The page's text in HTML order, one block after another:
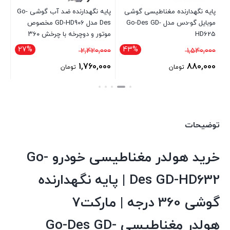
پایه نگهدارنده مغناطیسی گوشی
موبایل گو-دس مدل Go-Des GD-
HD625
43% 1,540,000قیمت
اصلی 880,000 تومان
است.
پایه نگهدارنده ضد آب گوشی Go-
Des مدل GD-HD906 مخصوص
موتور و دوچرخه با چرخش ۳۶۰
27% 2,420,000قیمت
اصلی 1,760,000 تومان
توضیحات
خرید هولدر مغناطیسی خودرو Go-
Des GD-HD632 | پایه نگهدارنده
گوشی 360 درجه | مارکت7
هولدر مغناطیسی Go-Des GD-